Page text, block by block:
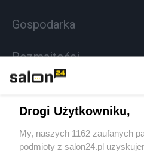
Gospodarka
Rozmaitości
Sport
Drogi Użytkowniku,
My, naszych 1162 zaufanych
podmioty z salon24.pl